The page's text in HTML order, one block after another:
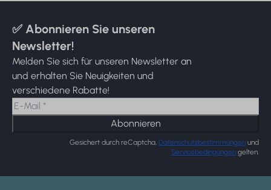
✅ Abonnieren Sie unseren
Newsletter!
Melden Sie sich für unseren Newsletter an
und erhalten Sie Neuigkeiten und
verschiedene Rabatte!
Abonnieren
Gesichert durch reCaptcha, Datenschutzbestimmungen und
Servicebedingungen gelten.